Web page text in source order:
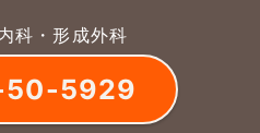
科・形成外科
50-5929